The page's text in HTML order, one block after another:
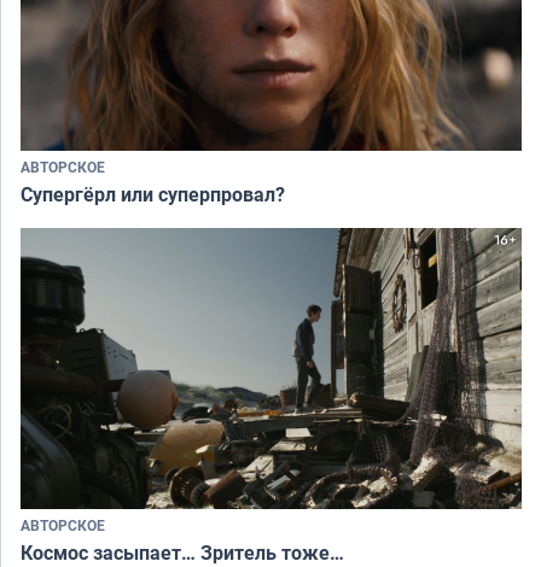
АВТОРСКОЕ
Супергёрл или суперпровал?
АВТОРСКОЕ
Космос засыпает… Зритель тоже…